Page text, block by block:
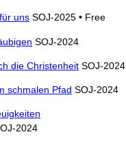
uns SOJ-2025 • Free
SOJ-2024
die Christenheit SOJ-2024
schmalen Pfad SOJ-2024
2024